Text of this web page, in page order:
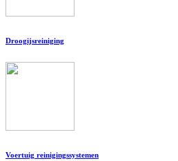
Droogijsreiniging
Voertuig reinigingssystemen